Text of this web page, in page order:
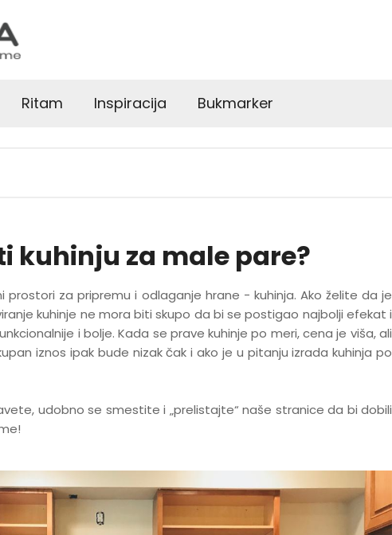
Ritam Inspiracija Bukmarker
kuhinju za male pare?
prostori za pripremu i odlaganje hrane - kuhinja. Ako želite da je
kuhinje ne mora biti skupo da bi se postigao najbolji efekat i
i bolje. Kada se prave kuhinje po meri, cena je viša, ali
iznos ipak bude nizak čak i ako je u pitanju izrada kuhinja po
udobno se smestite i „prelistajte“ naše stranice da bi dobili